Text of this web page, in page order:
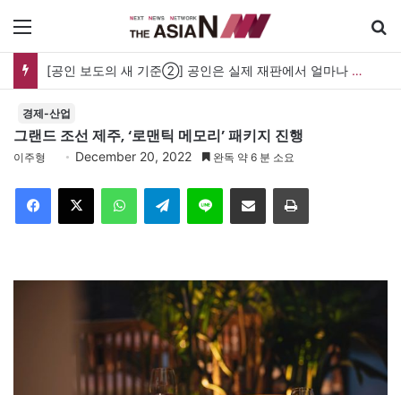
[공인 보도의 새 기준②] 공인은 실제 재판에서 얼마나 보호받나…명예훼손과 사생활 보도의 경계
경제-산업
그랜드 조선 제주, ‘로맨틱 메모리’ 패키지 진행
이주형 December 20, 2022 완독 약 6 분 소요
Telegram 이메일